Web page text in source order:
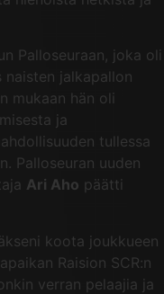
Palloseuraan, joka oli
naisten jalkapallon
mukaan hän oli
ja
tullessa
Palloseuran uuden
Ari Aho päätti
koota joukkueen
Raision SCR:n
verran pelaajia ja